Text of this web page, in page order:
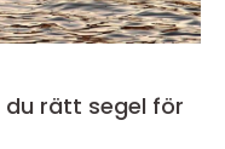
du rätt segel för